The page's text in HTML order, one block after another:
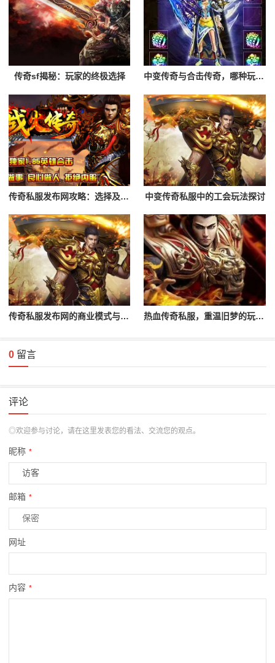
传奇sf揭秘：玩家的终极选择 中变传奇与合击传奇，哪种玩法更适合你？
传奇私服发布网攻略：选择及登录流程解析 中变传奇私服中的工会玩法探讨
传奇私服发布网的商业模式与未来发展 热血传奇私服，重温旧梦的玩家首选
0 留言
评论
◎欢迎参与讨论，请在这里发表您的看法、交流您的观点。
昵称 *
邮箱 *
网址
内容 *